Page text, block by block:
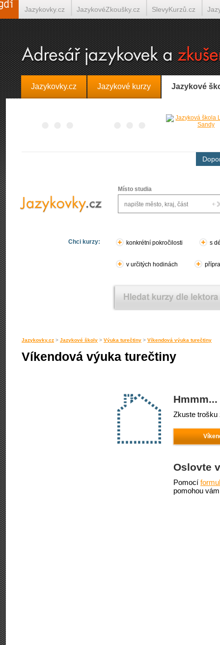
Jazykovky.cz Jazykové kurzy Jazykové
Místo studia
Chci kurzy: konkrétní pokročilosti s
v určitých hodinách
Jazykovky.cz > Jazykové školy > Výuka turečtiny > Víkendová výuka turečtiny
Víkendová výuka turečtiny
Zkuste trošku
Oslovte
Pomocí
pomohou
Jazykovky.cz JazykovéZkoušky.cz SlevyKurzů.cz
Španělština on-line Italština on-line Tlumočení-